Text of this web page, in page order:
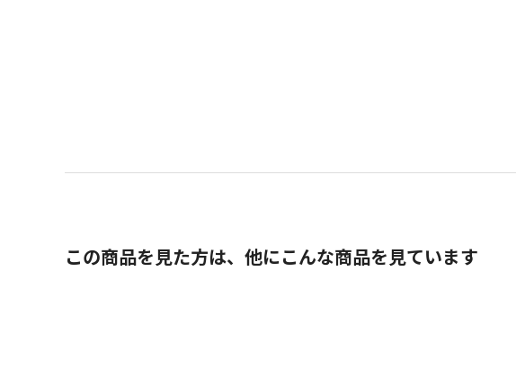
この商品を見た方は、他にこんな商品を見ています